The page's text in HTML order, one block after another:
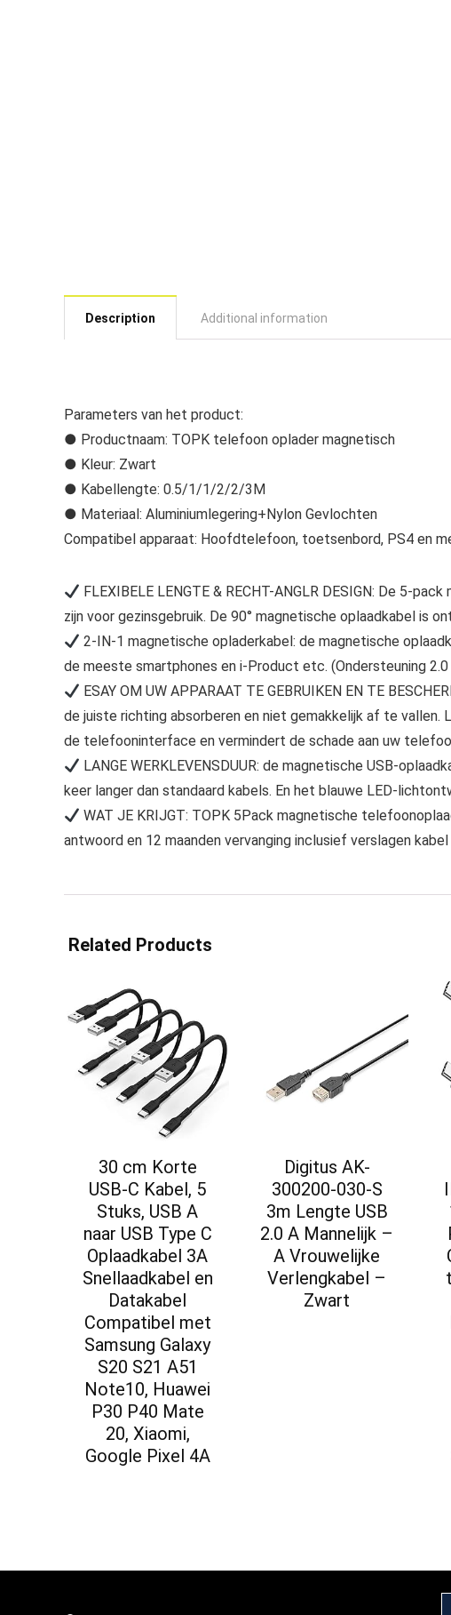
Description Additional information
Parameters van het product:
● Productnaam: TOPK telefoon oplader magnetisch
● Kleur: Zwart
● Kabellengte: 0.5/1/1/2/2/3M
● Materiaal: Aluminiumlegering+Nylon Gevlochten
Compatibel apparaat: Hoofdtelefoon, toetsenbord, PS4 en
FLEXIBELE LENGTE & RECHT-ANGLR DESIGN: De 5-
zijn voor gezinsgebruik. De 90° magnetische oplaadkabel is
2-IN-1 magnetische opladerkabel: de magnetische
de meeste smartphones en i-Product etc. (Ondersteuning
ESAY OM UW APPARAAT TE GEBRUIKEN EN TE
de juiste richting absorberen en niet gemakkelijk af te
de telefooninterface en vermindert de schade aan uw
LANGE WERKLEVENSDUUR: de magnetische USB-
keer langer dan standaard kabels. En het blauwe LED-
WAT JE KRIJGT: TOPK 5Pack magnetische
antwoord en 12 maanden vervanging inclusief verslagen
Related Products
30 cm Korte
USB-C Kabel, 5
Stuks, USB A
naar USB Type C
Oplaadkabel 3A
Snellaadkabel en
Datakabel
Compatibel met
Samsung Galaxy
S20 S21 A51
Note10, Huawei
P30 P40 Mate
20, Xiaomi,
Google Pixel 4A
Digitus AK-
300200-030-S
3m Lengte USB
2.0 A Mannelijk –
A Vrouwelijke
Verlengkabel –
Zwart